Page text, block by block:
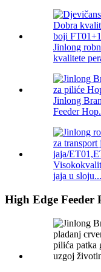
Jinlong
kvalitete
Jinlong
Feeder
jaja u sloju...
High Edge Feeder